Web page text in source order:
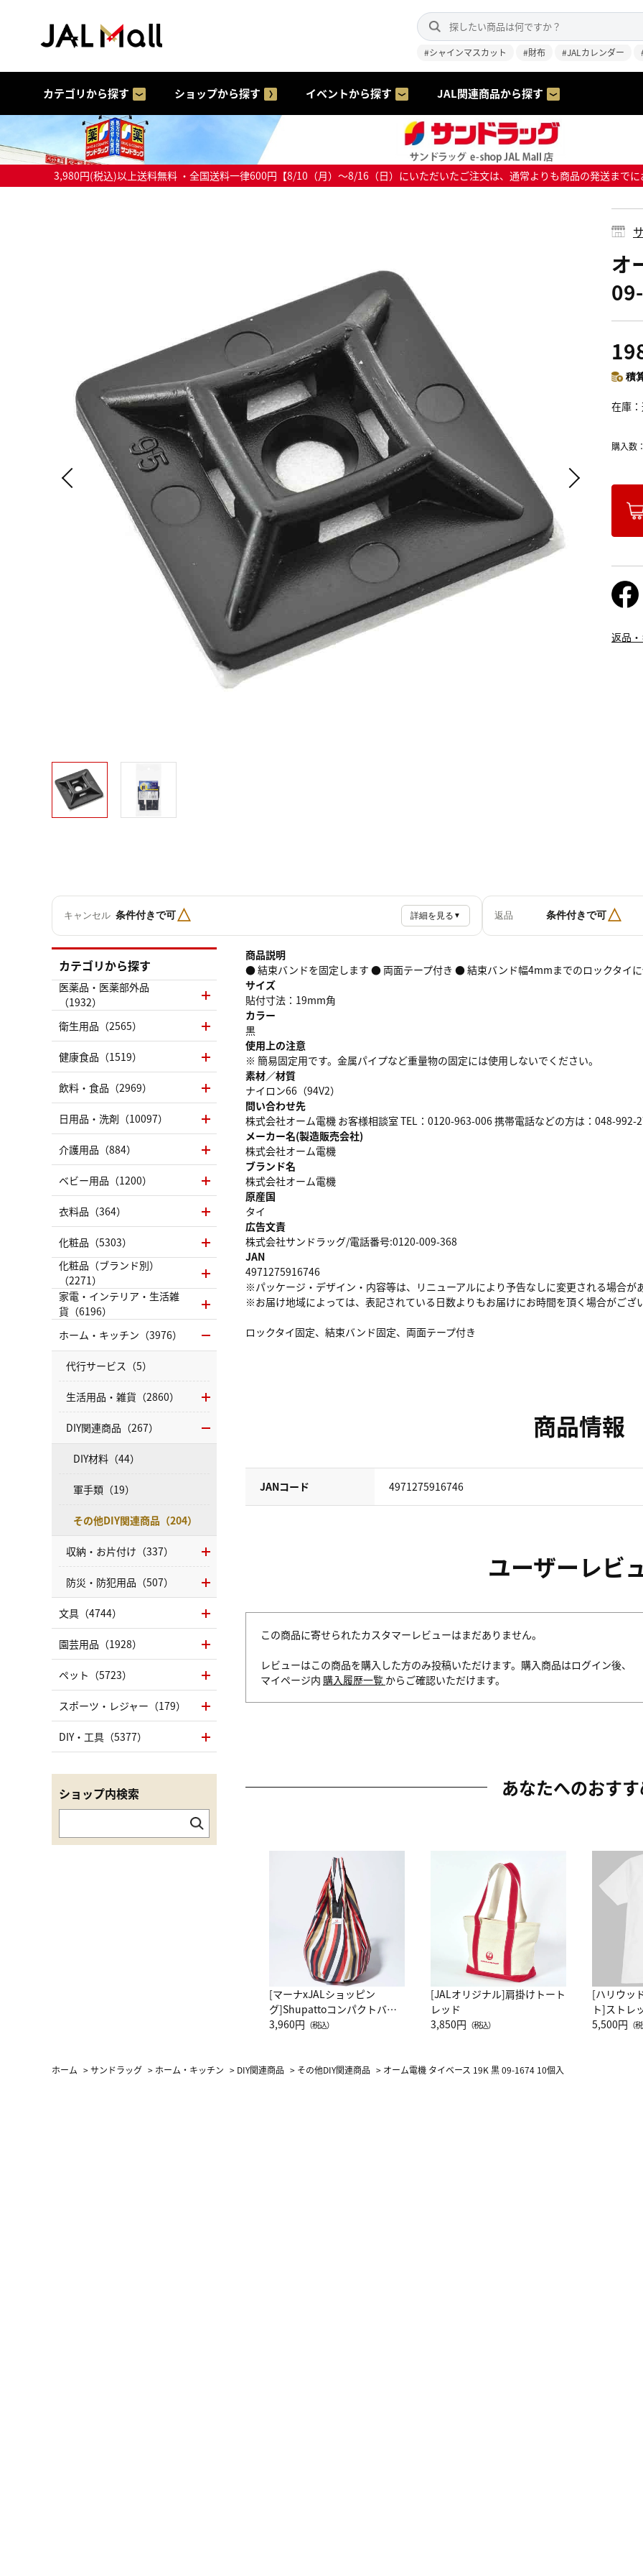
#シャインマスカット #財布 #JALカレンダー
カテゴリから探す ショップから探す イベントから探す JAL関連商品から探す
3,980円(税込)以上送料無料 ・全国送料一律600円【8/10（月）～8/16（日）にいただいたご注文は、通常よりも商品の発送まで
オ
積
在庫
購入数：
返品
キャンセル 条件付きで可△ 詳細を見る ▼ 返品 条件付きで可△
商品説明
● 結束バンドを固定します ● 両面テープ付き ● 結束バンド幅4mmまでのロックタイ
サイズ
貼付寸法：19mm角
カラー
黒
使用上の注意
※ 簡易固定用です。金属パイプなど重量物の固定には使用しないでください。
素材／材質
ナイロン66（94V2）
問い合わせ先
株式会社オーム電機 お客様相談室 TEL：0120-963-006 携帯電話などの方は：048-992-
メーカー名(製造販売会社)
株式会社オーム電機
ブランド名
株式会社オーム電機
原産国
タイ
広告文責
株式会社サンドラッグ/電話番号:0120-009-368
JAN
4971275916746
※パッケージ・デザイン・内容等は、リニューアルにより予告なしに変更される場合が
※お届け地域によっては、表記されている日数よりもお届けにお時間を頂く場合がござい
ロックタイ固定、結束バンド固定、両面テープ付き
商品情報
JANコード 4971275916746
ユーザーレビ
この商品に寄せられたカスタマーレビューはまだありません。
レビューはこの商品を購入した方のみ投稿いただけます。購入商品はログイン後、
マイページ内 購入履歴一覧 からご確認いただけます。
あなたへのおす
[マーナxJALショッピン
グ]Shupattoコンパクトバッ
グ Drop JAL客室乗務員
3,960円 （税込）
[JALオリジナル]肩掛けトート
レッド
3,850円 （税込）
[ハリウッ
ト]ストレ
ーネック別
5,500円 （
カテゴリから探す
医薬品・医薬部外品
（1932）
衛生用品（2565）
健康食品（1519）
飲料・食品（2969）
日用品・洗剤（10097）
介護用品（884）
ベビー用品（1200）
衣料品（364）
化粧品（5303）
化粧品（ブランド別）
（2271）
家電・インテリア・生活雑
貨（6196）
ホーム・キッチン（3976）
代行サービス（5）
生活用品・雑貨（2860）
DIY関連商品（267）
DIY材料（44）
軍手類（19）
その他DIY関連商品（204）
収納・お片付け（337）
防災・防犯用品（507）
文具（4744）
園芸用品（1928）
ペット（5723）
スポーツ・レジャー（179）
DIY・工具（5377）
ショップ内検索
ホーム >サンドラッグ > ホーム・キッチン > DIY関連商品 > その他DIY関連商品 > オーム電機 タイベース 19K 黒 09-1674 10個入